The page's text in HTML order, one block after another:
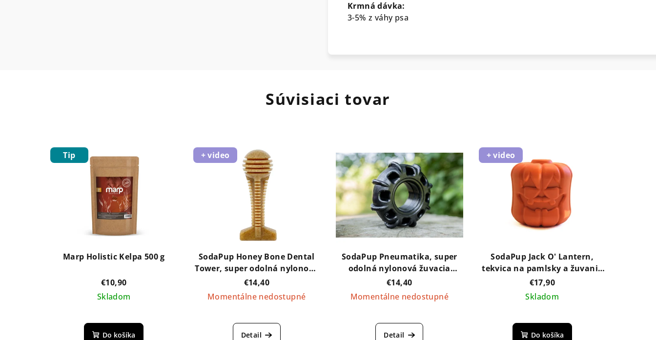
Krmná dávka:
3-5% z váhy psa
Súvisiaci tovar
Tip
Marp Holistic Kelpa 500 g
€10,90
Skladom
Do košíka
+ video
SodaPup Honey Bone Dental
Tower, super odolná nylonová
žuvacia hračka - hnedá
€14,40
Momentálne nedostupné
Detail
SodaPup Pneumatika, super
odolná nylonová žuvacia
hračka pre psov - čierna
€14,40
Momentálne nedostupné
Detail
+ video
SodaPup Jack O' Lantern,
tekvica na pamlsky a žuvanie
Original - oranžová
€17,90
Skladom
Do košíka